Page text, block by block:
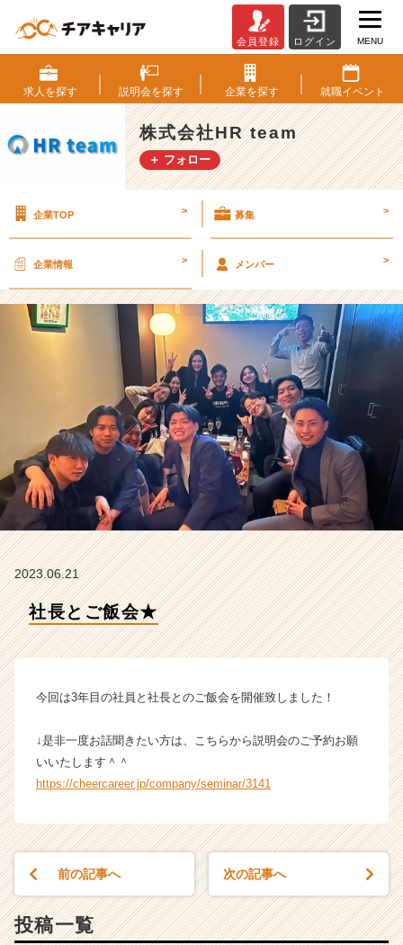
長
と
ご
飯
会
★
社
t
e
a
m
の
タ
イ
ム
ラ
イ
ン】
|
成
か
カ
ト
届
サ
会員登録 ログイン MENU
求人を探す 説明会を探す 企業を探す 就職イベント
株式会社HR team
＋ フォロー
企業TOP > 募集 >
企業情報 > メンバー >
2023.06.21
社長とご飯会★
今回は3年目の社員と社長とのご飯会を開催致しました！
↓是非一度お話聞きたい方は、こちらから説明会のご予約お願
いいたします＾＾
https://cheercareer.jp/company/seminar/3141
前の記事へ 次の記事へ
投稿一覧